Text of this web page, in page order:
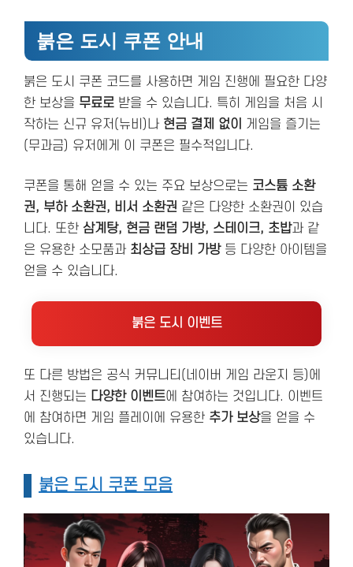
붉은 도시 쿠폰 안내
붉은 도시 쿠폰 코드를 사용하면 게임 진행에 필요한 다양
한 보상을 무료로 받을 수 있습니다. 특히 게임을 처음 시
작하는 신규 유저(뉴비)나 현금 결제 없이
게임을 즐기는
(무과금) 유저에게 이 쿠폰은 필수적입니다.
쿠폰을 통해 얻을 수 있는 주요 보상으로는 코스튬 소환
권, 부하 소환권, 비서 소환권 같은 다양한 소환권이 있습
니다. 또한 삼계탕, 현금 랜덤 가방, 스테이크, 초밥과 같
은 유용한 소모품과 최상급 장비 가방등 다양한 아이템을
얻을 수 있습니다.
붉은 도시 이벤트
또 다른 방법은 공식 커뮤니티(네이버 게임 라운지 등)에
서 진행되는 다양한 이벤트에 참여하는 것입니다. 이벤트
에 참여하면 게임 플레이에 유용한 추가 보상을 얻을 수
있습니다.
붉은 도시 쿠폰 모음